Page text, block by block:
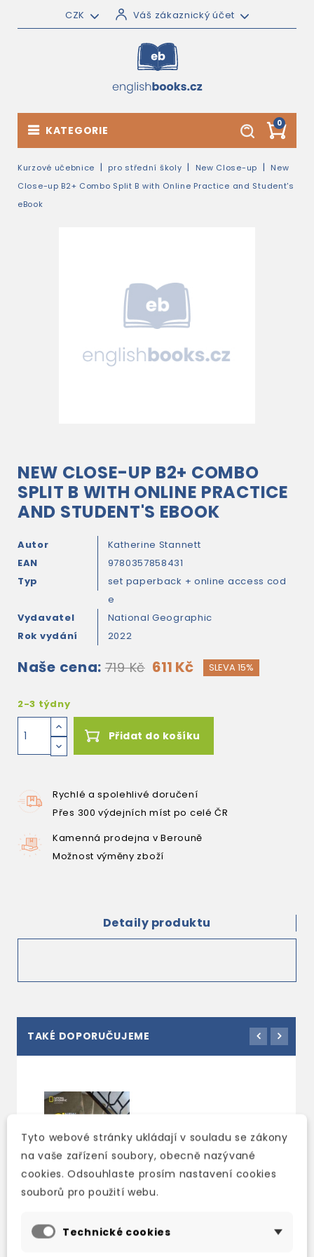
CZK Váš zákaznický účet
0
KATEGORIE
Kurzové učebnice pro střední školy New Close-up
New
Close-up B2+ Combo Split B with Online Practice and Student's
eBook
NEW CLOSE-UP B2+ COMBO
SPLIT B WITH ONLINE PRACTICE
AND STUDENT'S EBOOK
Autor
Katherine Stannett
EAN
9780357858431
Typ
set paperback + online access cod
e
Vydavatel
National Geographic
Rok vydání
2022
Naše cena: 719 Kč 611 Kč SLEVA 15%
2-3 týdny
Přidat do košíku
Rychlé a spolehlivé doručení
Přes 300 výdejních míst po celé ČR
Kamenná prodejna v Berouně
Možnost výměny zboží
Detaily produktu
TAKÉ DOPORUČUJEME
Tyto webové stránky ukládají v souladu se zákony
na vaše zařízení soubory, obecně nazývané
cookies. Odsouhlaste prosím nastavení cookies
souborů pro použití webu.
Technické cookies